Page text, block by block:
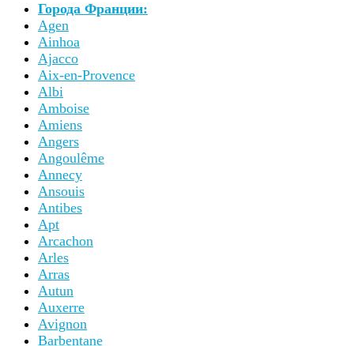
Города Франции:
Agen
Ainhoa
Ajacco
Aix-en-Provence
Albi
Amboise
Amiens
Angers
Angoulême
Annecy
Ansouis
Antibes
Apt
Arcachon
Arles
Arras
Autun
Auxerre
Avignon
Barbentane